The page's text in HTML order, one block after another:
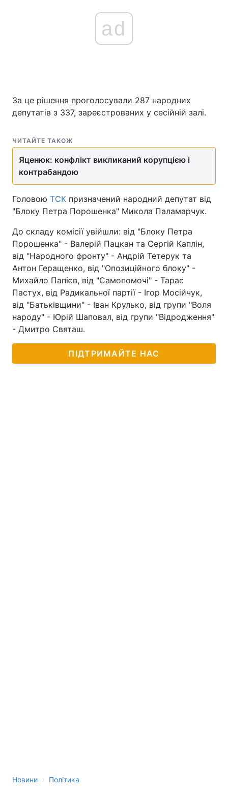
ad
За це рішення проголосували 287 народних
депутатів з 337, зареєстрованих у сесійній залі.
ЧИТАЙТЕ ТАКОЖ
Яценюк: конфлікт викликаний корупцією і
контрабандою
Головою ТСК призначений народний депутат від
"Блоку Петра Порошенка" Микола Паламарчук.
До складу комісії увійшли: від "Блоку Петра
Порошенка" - Валерій Пацкан та Сергій Каплін,
від "Народного фронту" - Андрій Тетерук та
Антон Геращенко, від "Опозиційного блоку" -
Михайло Папієв, від "Самопомочі" - Тарас
Пастух, від Радикальної партії - Ігор Мосійчук,
від "Батьківщини" - Іван Крулько, від групи "Воля
народу" - Юрій Шаповал, від групи "Відродження"
- Дмитро Святаш.
ПІДТРИМАЙТЕ НАС
Новини › Політика